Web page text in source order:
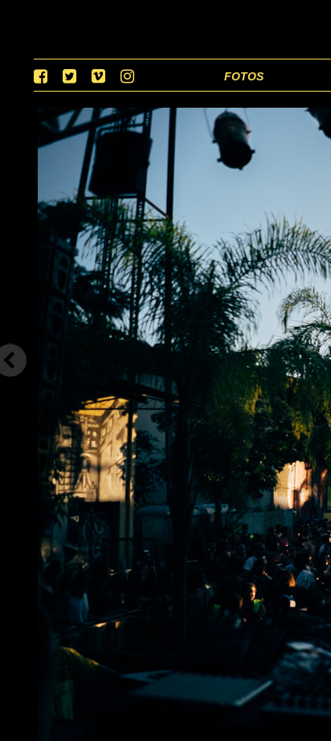
FOTOS